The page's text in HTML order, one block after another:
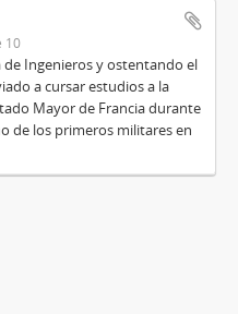
10
de Ingenieros y ostentando el
a cursar estudios a la
Mayor de Francia durante
de los primeros militares en